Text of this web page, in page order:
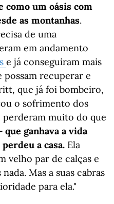
como um oásis com
as montanhas.
de uma
em andamento
e já conseguiram mais
possam recuperar e
que já foi bombeiro,
o sofrimento dos
muito do que
ganhava a vida
a casa. Ela
velho par de calças e
Mas a suas cabras
para ela."